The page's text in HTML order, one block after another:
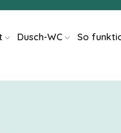
Dusch-WC So